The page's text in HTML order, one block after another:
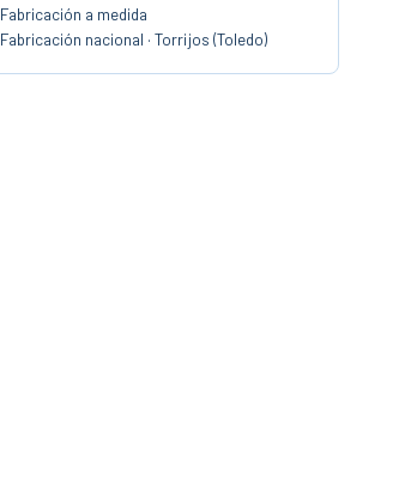
Fabricación a medida
Fabricación nacional · Torrijos (Toledo)